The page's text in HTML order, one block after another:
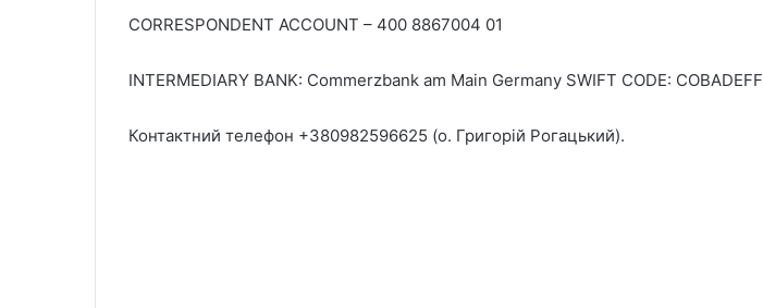
CORRESPONDENT ACCOUNT – 400 8867004 01
INTERMEDIARY BANK: Commerzbank am Main Germany SWIFT CODE: COBADEFF
Контактний телефон +380982596625 (о. Григорій Рогацький).